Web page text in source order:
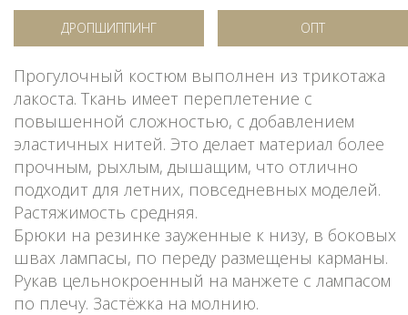
ДРОПШИППИНГ ОПТ
Прогулочный костюм выполнен из трикотажа
лакоста. Ткань имеет переплетение с
повышенной сложностью, с добавлением
эластичных нитей. Это делает материал более
прочным, рыхлым, дышащим, что отлично
подходит для летних, повседневных моделей.
Растяжимость средняя.
Брюки на резинке зауженные к низу, в боковых
швах лампасы, по переду размещены карманы.
Рукав цельнокроенный на манжете с лампасом
по плечу. Застёжка на молнию.